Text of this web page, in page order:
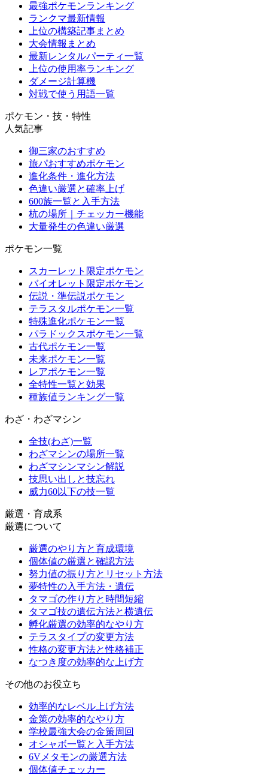
最強ポケモンランキング
ランクマ最新情報
上位の構築記事まとめ
大会情報まとめ
最新レンタルパーティ一覧
上位の使用率ランキング
ダメージ計算機
対戦で使う用語一覧
ポケモン・技・特性
人気記事
御三家のおすすめ
旅パおすすめポケモン
進化条件・進化方法
色違い厳選と確率上げ
600族一覧と入手方法
杭の場所｜チェッカー機能
大量発生の色違い厳選
ポケモン一覧
スカーレット限定ポケモン
バイオレット限定ポケモン
伝説・準伝説ポケモン
テラスタルポケモン一覧
特殊進化ポケモン一覧
パラドックスポケモン一覧
古代ポケモン一覧
未来ポケモン一覧
レアポケモン一覧
全特性一覧と効果
種族値ランキング一覧
わざ・わざマシン
全技(わざ)一覧
わざマシンの場所一覧
わざマシンマシン解説
技思い出しと技忘れ
威力60以下の技一覧
厳選・育成系
厳選について
厳選のやり方と育成環境
個体値の厳選と確認方法
努力値の振り方とリセット方法
夢特性の入手方法・遺伝
タマゴの作り方と時間短縮
タマゴ技の遺伝方法と横遺伝
孵化厳選の効率的なやり方
テラスタイプの変更方法
性格の変更方法と性格補正
なつき度の効率的な上げ方
その他のお役立ち
効率的なレベル上げ方法
金策の効率的なやり方
学校最強大会の金策周回
オシャボ一覧と入手方法
6Vメタモンの厳選方法
個体値チェッカー